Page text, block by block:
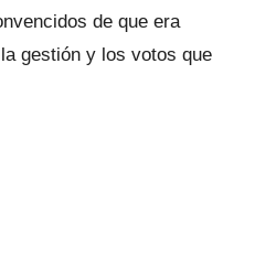
de que era
gestión y los votos que